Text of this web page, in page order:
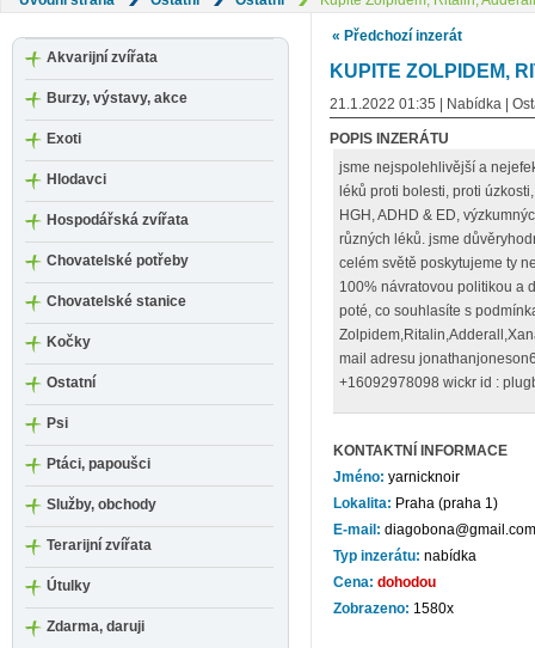
Akvarijní zvířata
Burzy, výstavy, akce
Exoti
Hlodavci
Hospodářská zvířata
Chovatelské potřeby
Chovatelské stanice
Kočky
Ostatní
Psi
Ptáci, papoušci
Služby, obchody
Terarijní zvířata
Útulky
Zdarma, daruji
« Předchozí inzerát
KUPITE ZOLPIDEM,
21.1.2022 01:35 | Nabídka |
POPIS INZERÁTU
jsme nejspolehlivější a
léků proti bolesti, proti
HGH, ADHD & ED,
různých léků. jsme
celém světě poskytujeme ty
100% návratovou politikou a
poté, co souhlasíte s
mail adresu
+16092978098 wickr id :
KONTAKTNÍ INFORMACE
Jméno: yarnicknoir
Lokalita: Praha (praha 1)
E-mail: diagobona@gmail.com
Typ inzerátu: nabídka
Cena: dohodou
Zobrazeno: 1580x